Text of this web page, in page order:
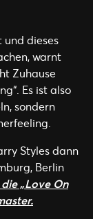
und dieses
warnt
Zuhause
Es ist also
sondern
Styles dann
Berlin
„Love On